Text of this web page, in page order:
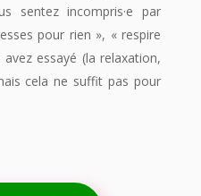
sentez incompris·e par
pour rien », « respire
essayé (la relaxation,
cela ne suffit pas pour